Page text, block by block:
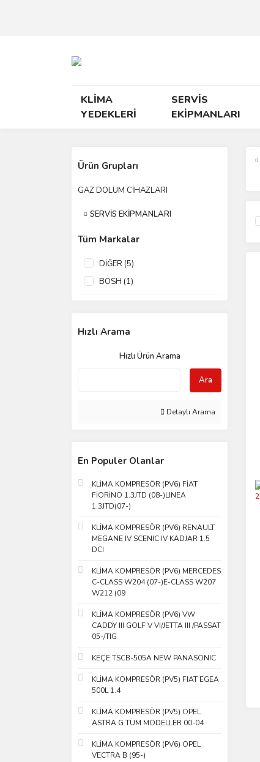
KLİMA
YEDEKLERİ
SERVİS
EKİPMANLARI
Ürün Grupları
GAZ DOLUM CİHAZLARI
SERVİS EKİPMANLARI
Tüm Markalar
DİĞER (5)
BOSH (1)
Hızlı Arama
Hızlı Ürün Arama
Ara
Detaylı Arama
En Populer Olanlar
KLİMA KOMPRESÖR (PV6) FİAT
FİORİNO 1.3JTD (08-)LINEA
1.3JTD(07-)
KLİMA KOMPRESÖR (PV6) RENAULT
MEGANE IV SCENIC IV KADJAR 1.5
DCI
KLİMA KOMPRESÖR (PV6) MERCEDES
C-CLASS W204 (07-)E-CLASS W207
W212 (09
KLİMA KOMPRESÖR (PV6) VW
CADDY III GOLF V VI/JETTA III /PASSAT
05-/TIG
KEÇE TSCB-505A NEW PANASONIC
KLİMA KOMPRESÖR (PV5) FIAT EGEA
500L 1.4
KLİMA KOMPRESÖR (PV5) OPEL
ASTRA G TÜM MODELLER 00-04
KLİMA KOMPRESÖR (PV6) OPEL
VECTRA B (95-)